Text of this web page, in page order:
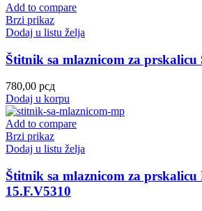
Add to compare
Brzi prikaz
Dodaj u listu želja
Štitnik sa mlaznicom za prskalicu
780,00 рсд
Dodaj u korpu
Add to compare
Brzi prikaz
Dodaj u listu želja
Štitnik sa mlaznicom za prskalicu
15.F.V5310